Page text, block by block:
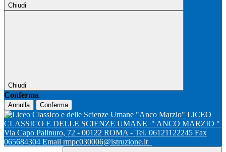
Chiudi
Chiudi
Conferma
Annulla Conferma
LICEO
CLASSICO E DELLE SCIENZE UMANE " ANCO MARZIO "
Via Capo Palinuro, 72 - 00122 ROMA - Tel. 06121122245 Fax
065684304 Email rmpc030006@istruzione.it